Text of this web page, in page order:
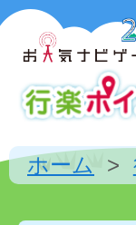
ホーム